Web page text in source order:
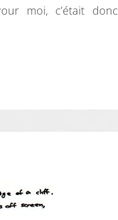
moi, c’était donc